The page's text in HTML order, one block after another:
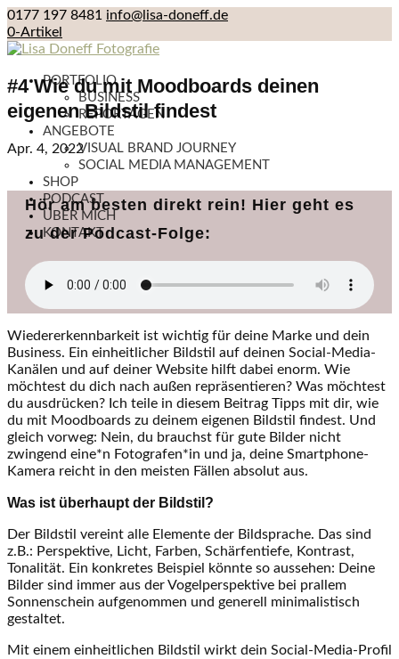
0177 197 8481 info@lisa-doneff.de
0-Artikel
PORTFOLIO
BUSINESS
REPORTAGEN
ANGEBOTE
VISUAL BRAND JOURNEY
SOCIAL MEDIA MANAGEMENT
SHOP
PODCAST
ÜBER MICH
KONTAKT
#4 Wie du mit Moodboards deinen
eigenen Bildstil findest
Apr. 4, 2022
Hör am besten direkt rein! Hier geht es
zu der Podcast-Folge:
Wiedererkennbarkeit ist wichtig für deine Marke und dein
Business. Ein einheitlicher Bildstil auf deinen Social-Media-
Kanälen und auf deiner Website hilft dabei enorm. Wie
möchtest du dich nach außen repräsentieren? Was möchtest
du ausdrücken? Ich teile in diesem Beitrag Tipps mit dir, wie
du mit Moodboards zu deinem eigenen Bildstil findest. Und
gleich vorweg: Nein, du brauchst für gute Bilder nicht
zwingend eine*n Fotografen*in und ja, deine Smartphone-
Kamera reicht in den meisten Fällen absolut aus.
Was ist überhaupt der Bildstil?
Der Bildstil vereint alle Elemente der Bildsprache. Das sind
z.B.: Perspektive, Licht, Farben, Schärfentiefe, Kontrast,
Tonalität. Ein konkretes Beispiel könnte so aussehen: Deine
Bilder sind immer aus der Vogelperspektive bei prallem
Sonnenschein aufgenommen und generell minimalistisch
gestaltet.
Mit einem einheitlichen Bildstil wirkt dein Social-Media-Profil